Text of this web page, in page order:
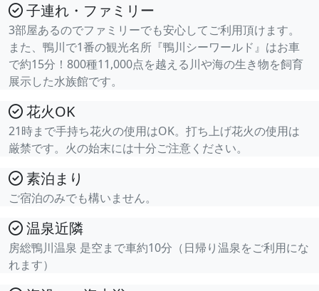
子連れ・ファミリー
3部屋あるのでファミリーでも安心してご利用頂けます。
また、鴨川で1番の観光名所『鴨川シーワールド』はお車
で約15分！800種11,000点を越える川や海の生き物を飼育
展示した水族館です。
花火OK
21時まで手持ち花火の使用はOK。打ち上げ花火の使用は
厳禁です。火の始末には十分ご注意ください。
素泊まり
ご宿泊のみでも構いません。
温泉近隣
房総鴨川温泉 是空まで車約10分（日帰り温泉をご利用にな
れます）